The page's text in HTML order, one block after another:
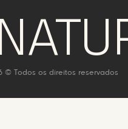
© Todos os direitos reservados